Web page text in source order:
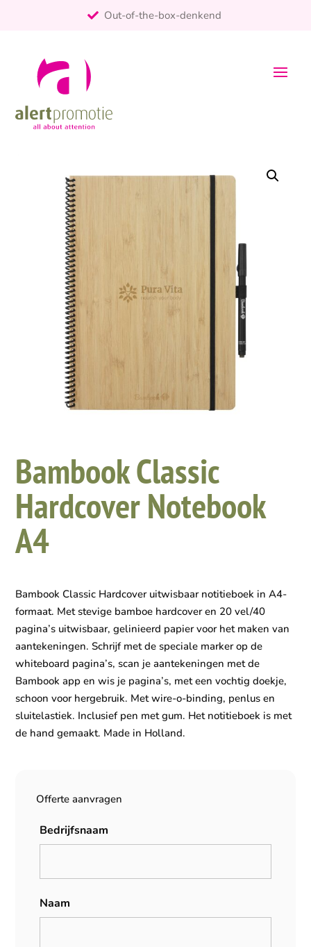
Out-of-the-box-denkend
Bambook Classic
Hardcover Notebook
A4
Bambook Classic Hardcover uitwisbaar notitieboek in A4-
formaat. Met stevige bamboe hardcover en 20 vel/40
pagina’s uitwisbaar, gelinieerd papier voor het maken van
aantekeningen. Schrijf met de speciale marker op de
whiteboard pagina’s, scan je aantekeningen met de
Bambook app en wis je pagina’s, met een vochtig doekje,
schoon voor hergebruik. Met wire-o-binding, penlus en
sluitelastiek. Inclusief pen met gum. Het notitieboek is met
de hand gemaakt. Made in Holland.
Offerte aanvragen
Bedrijfsnaam
Naam